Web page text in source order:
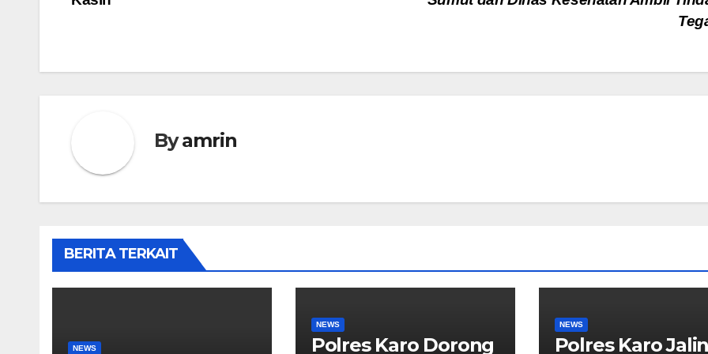
Byamrin
BERITA TERKAIT
NEWS
NEWS
Polres Karo Dorong
NEWS
Polres Karo